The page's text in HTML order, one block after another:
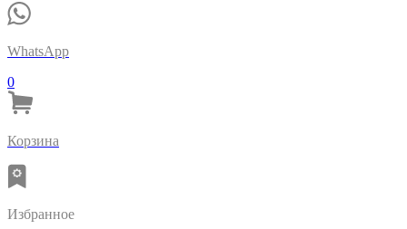
WhatsApp
0
Корзина
Избранное